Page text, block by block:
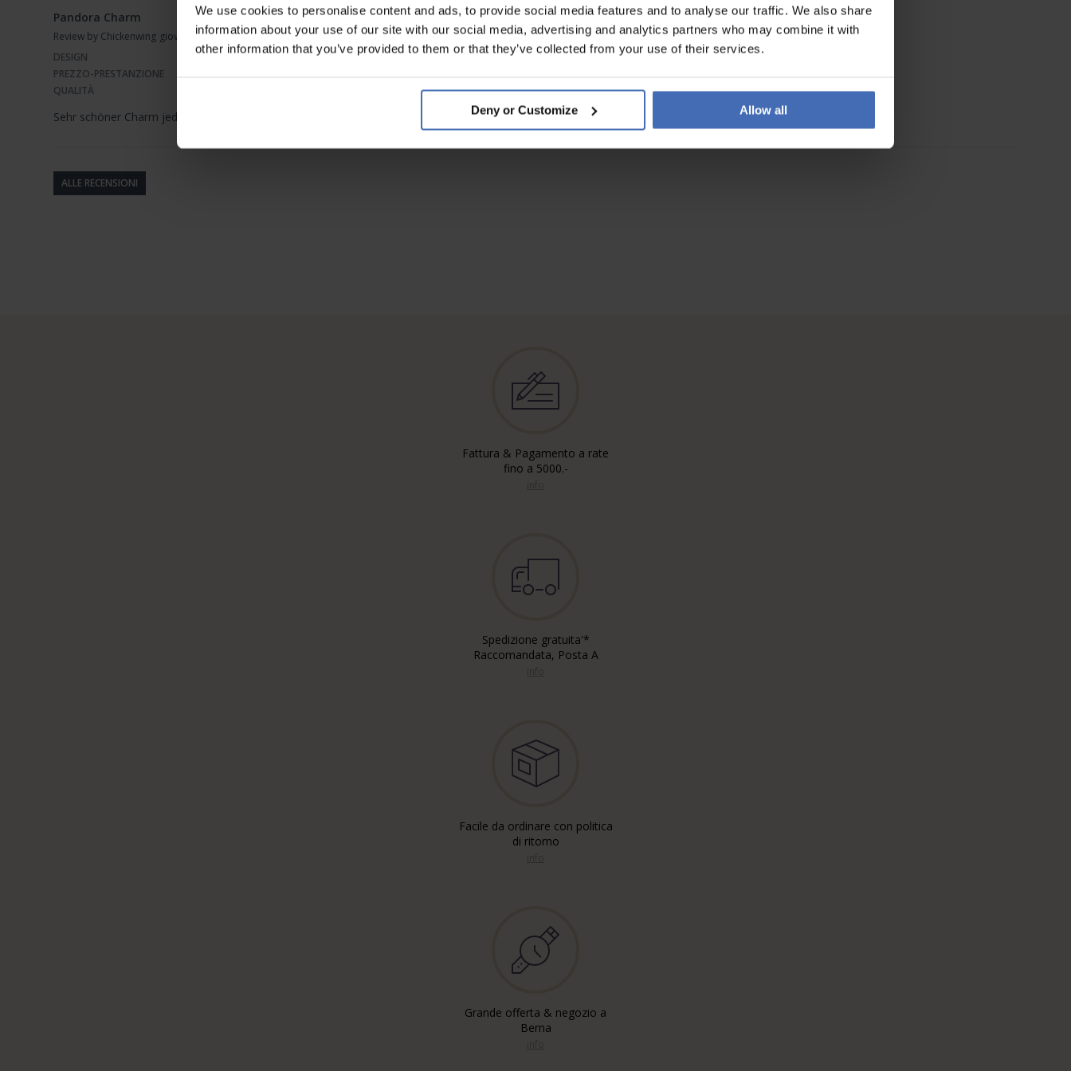
We use cookies to personalise content and ads, to provide social media features and to analyse our traffic. We also share
information about your use of our site with our social media, advertising and analytics partners who may combine it with
other information that you’ve provided to them or that they’ve collected from your use of their services.
Deny or Customize Allow all
Pandora Charm
Review by Chickenwing giovedì, 26 febbraio 2026
DESIGN
PREZZO-PRESTANZIONE
QUALITÀ
Sehr schöner Charm jedoch fällt er viel kleiner aus als ich gefacht habe
ALLE RECENSIONI
Fattura & Pagamento a rate
fino a 5000.-
Spedizione gratuita'*
Raccomandata, Posta A
Facile da ordinare con politica
di ritorno
Grande offerta & negozio a
Berna